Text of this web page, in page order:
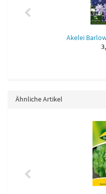
Akelei
Ähnliche Artikel